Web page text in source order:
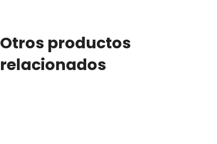
Otros productos
relacionados